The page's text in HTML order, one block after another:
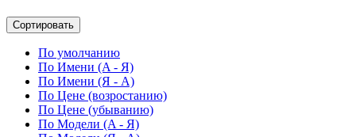
Сортировать
По умолчанию
По Имени (A - Я)
По Имени (Я - A)
По Цене (возростанию)
По Цене (убыванию)
По Модели (A - Я)